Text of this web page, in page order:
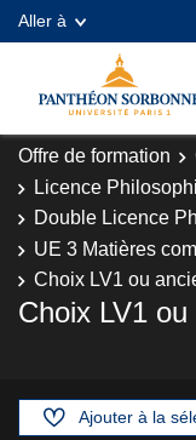
Aller à
Offre de formation
Licence
Double Licence
UE 3 Matières
Choix LV1 ou
Choix LV1
Ajouter à la